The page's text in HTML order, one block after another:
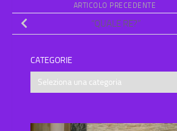
ARTICOLO PRECEDENTE
“QUALE RE?”
CATEGORIE
Categorie